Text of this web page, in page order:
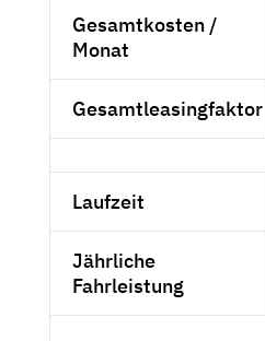
Gesamtkosten /
Monat
Gesamtleasingfaktor
Laufzeit
Jährliche
Fahrleistung